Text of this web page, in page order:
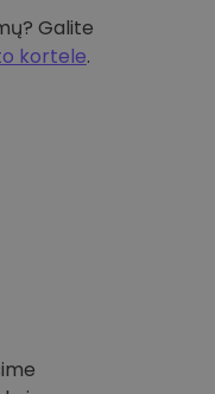
Galite
kortele.